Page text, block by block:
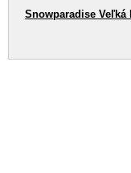
Snowparadise Veľká